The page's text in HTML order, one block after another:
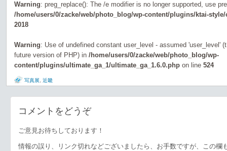
Warning: preg_replace(): The /e modifier is no longer supported, use
/home/users/0/zacke/web/photo_blog/wp-content/plugins/ktai-
2018
Warning: Use of undefined constant user_level - assumed 'user_level'
future version of PHP) in /home/users/0/zacke/web/photo_blog/wp-
content/plugins/ultimate_ga_1/ultimate_ga_1.6.0.php on line 524
写真展 近畿
コメントをどうぞ
ご意見お待ちしております！
情報の誤り、リンク切れなどございましたら、お手数ですが、この欄